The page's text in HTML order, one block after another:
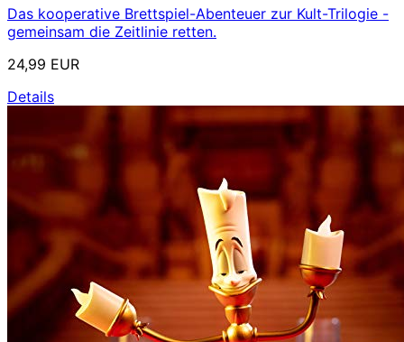
Das kooperative Brettspiel-Abenteuer zur Kult-Trilogie -
gemeinsam die Zeitlinie retten.
24,99 EUR
Details